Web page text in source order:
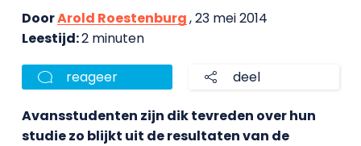
DoorArold Roestenburg, 23 mei 2014
Leestijd:2 minuten
reageer deel
Avansstudenten zijn dik tevreden over hun
studie zo blijkt uit de resultaten van de